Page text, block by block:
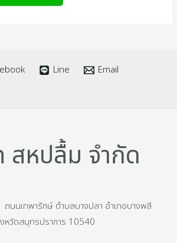
Line Email
สหปลื้ม จำกัด
นนเทพารักษ์ ตำบลบางปลา อำเภอบางพลี
หวัดสมุทรปราการ 10540